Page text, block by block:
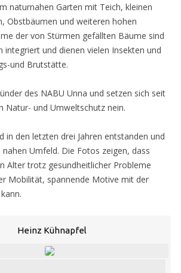
naturnahen Garten mit Teich, kleinen
Obstbäumen und weiteren hohen
der von Stürmen gefällten Bäume sind
integriert und dienen vielen Insekten und
und Brutstätte.
des NABU Unna und setzen sich seit
Natur- und Umweltschutz nein.
in den letzten drei Jahren entstanden und
Umfeld. Die Fotos zeigen, dass
Alter trotz gesundheitlicher Probleme
Mobilität, spannende Motive mit der
Heinz Kühnapfel